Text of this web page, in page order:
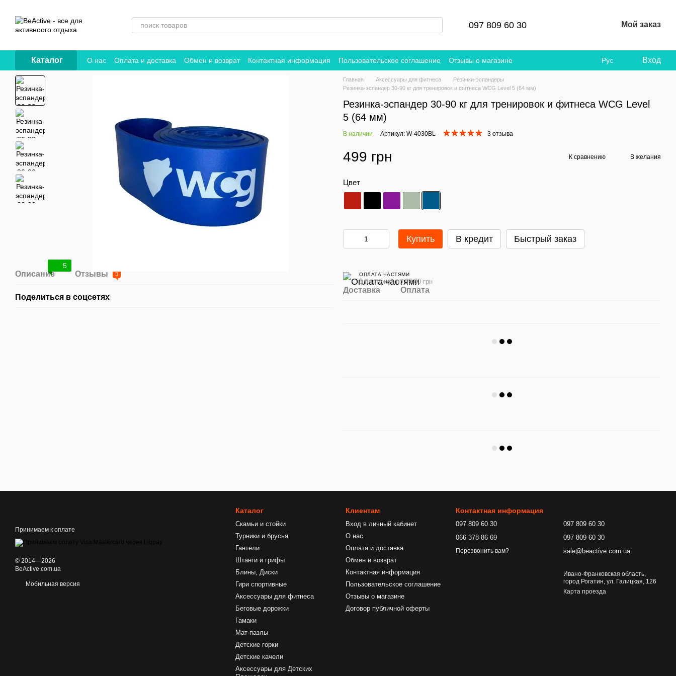
097 809 60 30 Мой заказ
Каталог О нас Оплата и доставка Обмен и возврат Контактная информация Пользовательское соглашение
Отзывы о магазине
Договор публичной оферты
Рус Вход
5
Описание Отзывы 3
Поделиться в соцсетях
Главная Аксессуары для фитнеса
Резинки-эспандеры
Резинка-эспандер 30-90 кг для тренировок и фитнеса WCG Level 5 (64 мм)
Резинка-эспандер 30-90 кг для тренировок и фитнеса WCG Level
5 (64 мм)
В наличии Артикул: W-4030BL 3 отзыва
499 грн К сравнению В желания
Цвет
Купить В кредит Быстрый заказ
ОПЛАТА ЧАСТЯМИ
5 платежей по 99.80 грн
Доставка Оплата
Принимаем к оплате
© 2014—2026
BeActive.com.ua
Мобильная версия
Каталог
Скамьи и стойки
Турники и брусья
Гантели
Штанги и грифы
Блины, Диски
Гири спортивные
Аксессуары для фитнеса
Беговые дорожки
Гамаки
Мат-пазлы
Детские горки
Детские качели
Аксессуары для Детских
Клиентам
Вход в личный кабинет
О нас
Оплата и доставка
Обмен и возврат
Контактная информация
Пользовательское соглашение
Отзывы о магазине
Договор публичной оферты
Контактная информация
097 809 60 30
066 378 86 69
Перезвонить вам?
097 809 60 30
097 809 60 30
sale@beactive.com.ua
Ивано-Франковская область,
город Рогатин, ул. Галицкая, 126
Карта проезда